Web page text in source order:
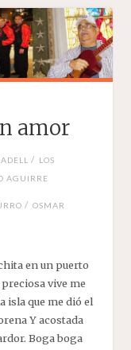
amor
/ LOS
AGUIRRE
/ OSMAR
en un puerto
vive me
isla que me dió el
Y acostada
Boga boga